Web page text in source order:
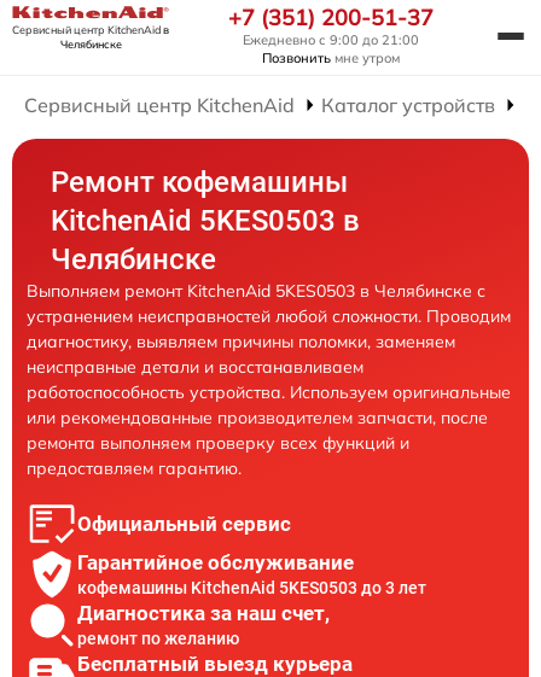
Сервисный центр KitchenAidв
Челябинске
+7 (351) 200-51-37
Ежедневно с 9:00 до 21:00
Позвонить мне утром
Сервисный центр KitchenAid Каталог устройств
Ремонт кофемашины
KitchenAid 5KES0503 в
Челябинске
Выполняем ремонт KitchenAid 5KES0503 в Челябинске с
устранением неисправностей любой сложности. Проводим
диагностику, выявляем причины поломки, заменяем
неисправные детали и восстанавливаем
работоспособность устройства. Используем оригинальные
или рекомендованные производителем запчасти, после
ремонта выполняем проверку всех функций и
предоставляем гарантию.
Официальный сервис
Гарантийное обслуживание
кофемашины KitchenAid 5KES0503 до 3 лет
Диагностика за наш счет,
ремонт по желанию
Бесплатный выезд курьера